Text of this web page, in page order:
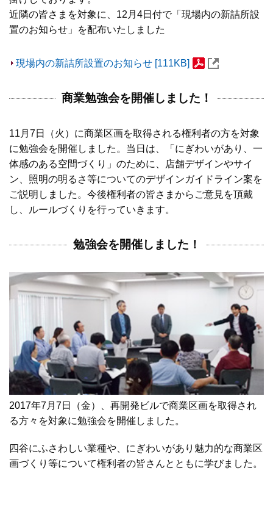
近隣の皆さまを対象に、12月4日付で「現場内の新詰所設
置のお知らせ」を配布いたしました
現場内の新詰所設置のお知らせ [111KB]
商業勉強会を開催しました！
11月7日（火）に商業区画を取得される権利者の方を対象
に勉強会を開催しました。当日は、「にぎわいがあり、一
体感のある空間づくり」のために、店舗デザインやサイ
ン、照明の明るさ等についてのデザインガイドライン案を
ご説明しました。今後権利者の皆さまからご意見を頂戴
し、ルールづくりを行っていきます。
勉強会を開催しました！
2017年7月7日（金）、再開発ビルで商業区画を取得され
る方々を対象に勉強会を開催しました。
四谷にふさわしい業種や、にぎわいがあり魅力的な商業区
画づくり等について権利者の皆さんとともに学びました。